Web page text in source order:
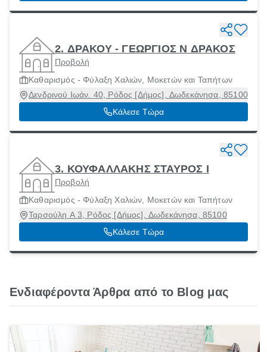
2. ΔΡΑΚΟΥ - ΓΕΩΡΓΙΟΣ Ν ΔΡΑΚΟΣ
Προβολή
Καθαρισμός - Φύλαξη Χαλιών, Μοκετών και Ταπήτων
Δενδρινού Ιωάν. 40, Ρόδος [Δήμος], Δωδεκάνησα, 85100
Κάλεσε Τώρα
3. ΚΟΥΦΑΛΛΑΚΗΣ ΣΤΑΥΡΟΣ Ι
Προβολή
Καθαρισμός - Φύλαξη Χαλιών, Μοκετών και Ταπήτων
Ταρσούλη Α 3, Ρόδος [Δήμος], Δωδεκάνησα, 85100
Κάλεσε Τώρα
Ενδιαφέροντα Άρθρα από το Blog μας